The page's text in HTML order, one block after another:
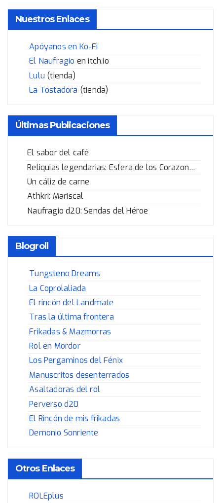
Nuestros Enlaces
Apóyanos en Ko-Fi
El Naufragio en itch.io
Lulu (tienda)
La Tostadora (tienda)
Últimas Publicaciones
El sabor del café
Reliquias legendarias: Esfera de los Corazones Rotos
Un cáliz de carne
Athkri: Mariscal
Naufragio d20: Sendas del Héroe
Blogroll
Tungsteno Dreams
La Coprolaliada
El rincón del Landmate
Tras la última frontera
Frikadas & Mazmorras
Rol en Mordor
Los Pergaminos del Fénix
Manuscritos desenterrados
Asaltadoras del rol
Perverso d20
El Rincón de mis frikadas
Demonio Sonriente
Otros Enlaces
ROLEplus